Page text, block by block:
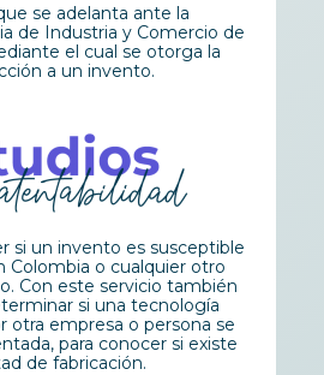
se adelanta ante la
de Industria y Comercio de
el cual se otorga la
a un invento.
si un invento es susceptible
Colombia o cualquier otro
Con este servicio también
si una tecnología
otra empresa o persona se
para conocer si existe
de fabricación.